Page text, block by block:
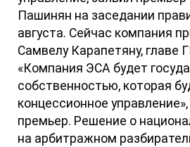
Пашинян на заседании
августа. Сейчас компания
Самвелу Карапетяну, главе
«Компания ЭСА будет
собственностью, которая
концессионное
премьер. Решение о
на арбитражном